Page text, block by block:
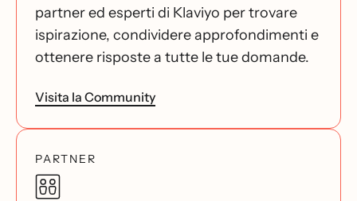
partner ed esperti di Klaviyo per trovare
ispirazione, condividere approfondimenti e
ottenere risposte a tutte le tue domande.
Visita la Community
PARTNER